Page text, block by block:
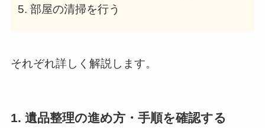
部屋の清掃を行う
それぞれ詳しく解説します。
1. 遺品整理の進め方・手順を確認する